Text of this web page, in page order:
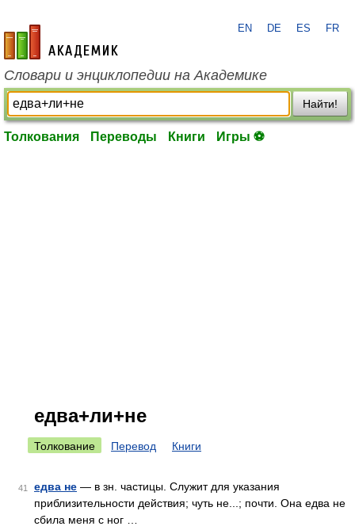
academic.ru
EN DE ES FR
Словари и энциклопедии на Академике
Найти!
Толкования Переводы Книги Игры ⚽
едва+ли+не
Толкование Перевод Книги
41 едва не — в зн. частицы. Служит для указания
приблизительности действия; чуть не...; почти. Она едва не
сбила меня с ног …